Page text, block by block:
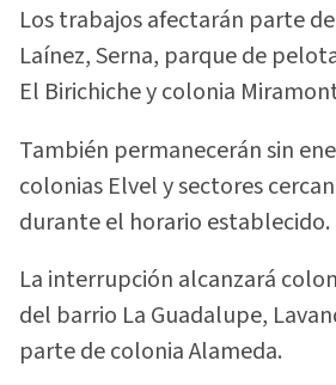
Los trabajos afectarán parte
Laínez, Serna, parque de
El Birichiche y colonia
También permanecerán sin
colonias Elvel y sectores
durante el horario establecido.
La interrupción alcanzará
del barrio La Guadalupe,
parte de colonia Alameda.